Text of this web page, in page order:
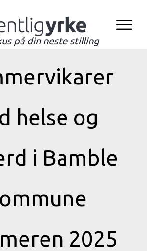
på din neste stilling
helse og
i Bamble
2025